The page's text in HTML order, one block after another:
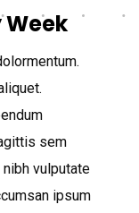
sem
vulputate
ipsum